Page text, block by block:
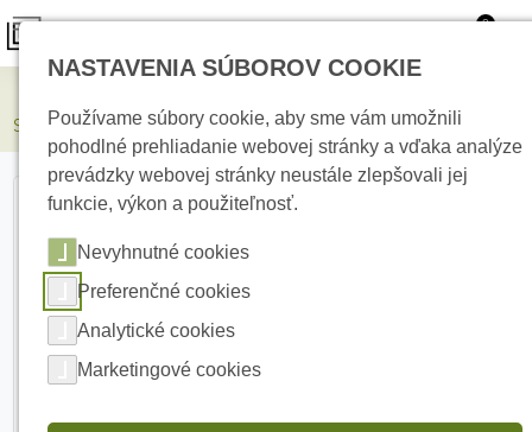
0
SATEL SP-4006 R Externá zálohovaná siréna s akumulátorom
NASTAVENIA SÚBOROV COOKIE
Používame súbory cookie, aby sme vám umožnili
pohodlné prehliadanie webovej stránky a vďaka analýze
prevádzky webovej stránky neustále zlepšovali jej
funkcie, výkon a použiteľnosť.
Nevyhnutné cookies
Preferenčné cookies
Analytické cookies
Marketingové cookies